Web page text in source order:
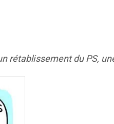
rétablissement du PS,